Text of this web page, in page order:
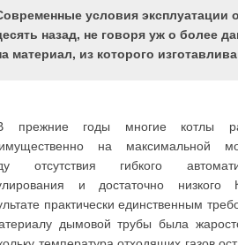
условия эксплуатации
назад, не говоря уж о более
материал, из которого
прежние годы многие котлы
на максимальной
отсутствия гибкого
и достаточно
практически единственным
дымовой трубы была
жизни подразумевают
для иллюстрации —
требуется для производства
зерновых кормов* .
страна, имеющая различных
воды: сельское хозяйство,
и туристическую индустрию,
водных ресурсов. Даже в
областях
Европы стоимость воды для